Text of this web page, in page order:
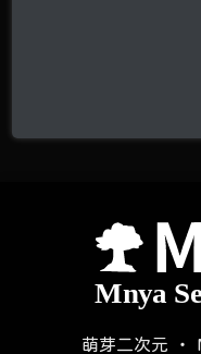
萌芽二次元 ‧